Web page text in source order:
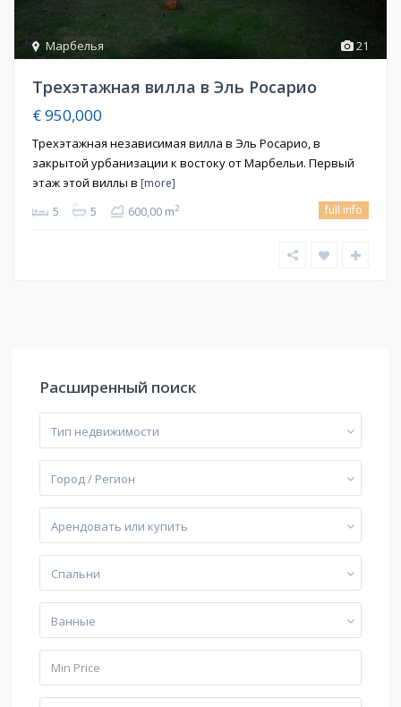
21
Марбелья
Трехэтажная вилла в Эль Росарио
€ 950,000
Трехэтажная независимая вилла в Эль Росарио, в
закрытой урбанизации к востоку от Марбельи. Первый
этаж этой виллы в [more]
5 5 600,00 m2 full info
Расширенный поиск
Тип недвижимости
Город / Регион
Арендовать или купить
Cпальни
Bанные